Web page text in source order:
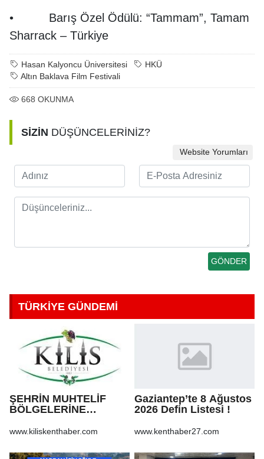
• Barış Özel Ödülü: “Tammam”, Tamam
Sharrack – Türkiye
Hasan Kalyoncu Üniversitesi
HKÜ
Altın Baklava Film Festivali
668 OKUNMA
SİZİN DÜŞÜNCELERİNİZ?
Website Yorumları
TÜRKİYE GÜNDEMİ
ŞEHRİN MUHTELİF
BÖLGELERİNE
VE BOZULAN
ONARILMASI YAPIM İŞİ
www.kiliskenthaber.com
Gaziantep’te 8 Ağustos
2026 Defin Listesi !
www.kenthaber27.com